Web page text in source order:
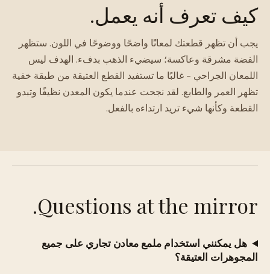
كيف تعرف أنه يعمل.
يجب أن تظهر قطعتك لمعانًا واضحًا ووضوحًا في اللون. ستظهر
الفضة مشرقة وعاكسة؛ سيضيء الذهب بدفء. الهدف ليس
اللمعان الجراحي - غالبًا ما تستفيد القطع العتيقة من طبقة خفية
تظهر العمر والطابع. لقد نجحت عندما يكون المعدن نظيفًا وتبدو
القطعة وكأنها شيء تريد ارتداءه بالفعل.
Questions at the mirror.
هل يمكنني استخدام ملمع معادن تجاري على جميع
المجوهرات العتيقة؟